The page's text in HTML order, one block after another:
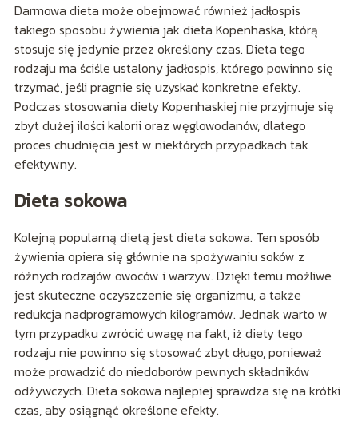
Darmowa dieta może obejmować również jadłospis
takiego sposobu żywienia jak dieta Kopenhaska, którą
stosuje się jedynie przez określony czas. Dieta tego
rodzaju ma ściśle ustalony jadłospis, którego powinno się
trzymać, jeśli pragnie się uzyskać konkretne efekty.
Podczas stosowania diety Kopenhaskiej nie przyjmuje się
zbyt dużej ilości kalorii oraz węglowodanów, dlatego
proces chudnięcia jest w niektórych przypadkach tak
efektywny.
Dieta sokowa
Kolejną popularną dietą jest dieta sokowa. Ten sposób
żywienia opiera się głównie na spożywaniu soków z
różnych rodzajów owoców i warzyw. Dzięki temu możliwe
jest skuteczne oczyszczenie się organizmu, a także
redukcja nadprogramowych kilogramów. Jednak warto w
tym przypadku zwrócić uwagę na fakt, iż diety tego
rodzaju nie powinno się stosować zbyt długo, ponieważ
może prowadzić do niedoborów pewnych składników
odżywczych. Dieta sokowa najlepiej sprawdza się na krótki
czas, aby osiągnąć określone efekty.